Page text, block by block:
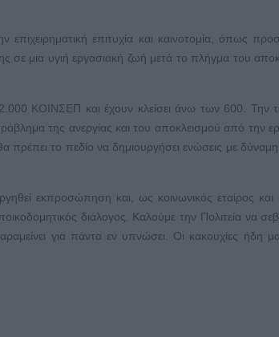
επιτυχία και καινοτομία, όπως
σε μια υγιή εργασιακή ζωή μετά το πλήγμα του
ΚΟΙΝΣΕΠ και έχουν κλείσει άνω των 600. Την
της ανεργίας και του αποκλεισμού από την
πρέπει το πεδίο να δημιουργήσει ενώσεις με
εκπροσώπηση και, ως κοινωνικός εταίρος και
διάλογος. Καλούμε την Πολιτεία να
για πάντα εν υπνώσει. Οι κακουχίες ήδη